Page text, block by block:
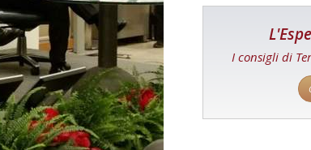
I consigli di